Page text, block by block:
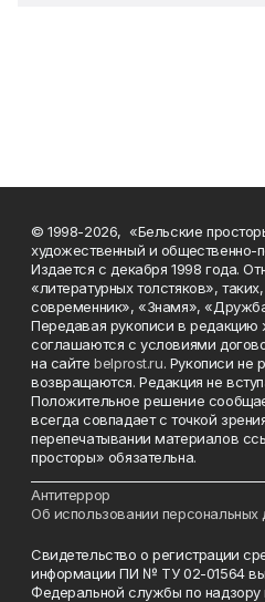
© 1998-2026, «Бельские
художественный и общественно-
Издается с декабря 1998 года.
«литературных толстяков»,
современник», «Знамя»,
Передавая рукописи в редакцию
соглашаются с условиями
на сайтеbelprost.ru. Рукописи не
возвращаются. Редакция не
Положительное решение
всегда совпадает с точкой
перепечатывании материалов
просторы» обязательна.
Антитеррор
Об использовании персональных
Свидетельство о регистрации
информации ПИ № ТУ 02-01564
Федеральной службы по надзору